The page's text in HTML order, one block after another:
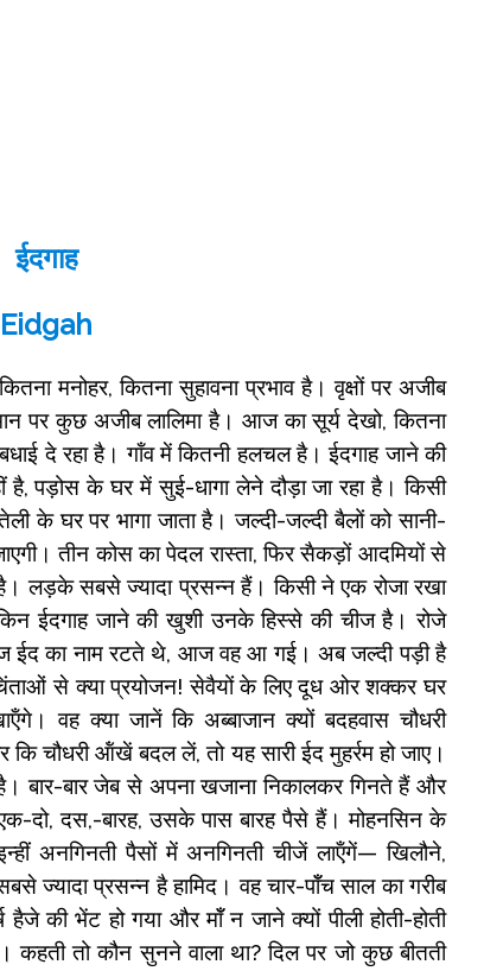
ईदगाह
Eidgah
मनोहर, कितना सुहावना प्रभाव है। वृक्षों पर अजीब
पर कुछ अजीब लालिमा है। आज का सूर्य देखो, कितना
दे रहा है। गॉंव में कितनी हलचल है। ईदगाह जाने की
है, पड़ोस के घर में सुई-धागा लेने दौड़ा जा रहा है। किसी
घर पर भागा जाता है। जल्दी-जल्दी बैलों को सानी-
तीन कोस का पेदल रास्ता, फिर सैकड़ों आदमियों से
लड़के सबसे ज्यादा प्रसन्न हैं। किसी ने एक रोजा रखा
ईदगाह जाने की खुशी उनके हिस्से की चीज है। रोजे
ईद का नाम रटते थे, आज वह आ गई। अब जल्दी पड़ी है
से क्या प्रयोजन! सेवैयों के लिए दूध ओर शक्कर घर
वह क्या जानें कि अब्बाजान क्यों बदहवास चौधरी
चौधरी ऑंखें बदल लें, तो यह सारी ईद मुहर्रम हो जाए।
बार-बार जेब से अपना खजाना निकालकर गिनते हैं और
दो, दस,-बारह, उसके पास बारह पैसे हैं। मोहनसिन के
अनगिनती पैसों में अनगिनती चीजें लाऍंगें— खिलौने,
ज्यादा प्रसन्न है हामिद। वह चार-पॉँच साल का गरीब
की भेंट हो गया और मॉँ न जाने क्यों पीली होती-होती
कहती तो कौन सुनने वाला था? दिल पर जो कुछ बीतती